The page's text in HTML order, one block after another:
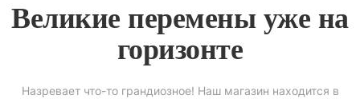
Великие перемены уже на
горизонте
Назревает что-то грандиозное! Наш магазин находится в